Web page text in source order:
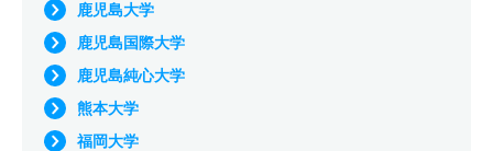
鹿児島大学
鹿児島国際大学
鹿児島純心大学
熊本大学
福岡大学